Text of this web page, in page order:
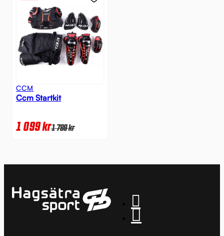
CCM
Ccm Startkit
1 099kr1 799kr